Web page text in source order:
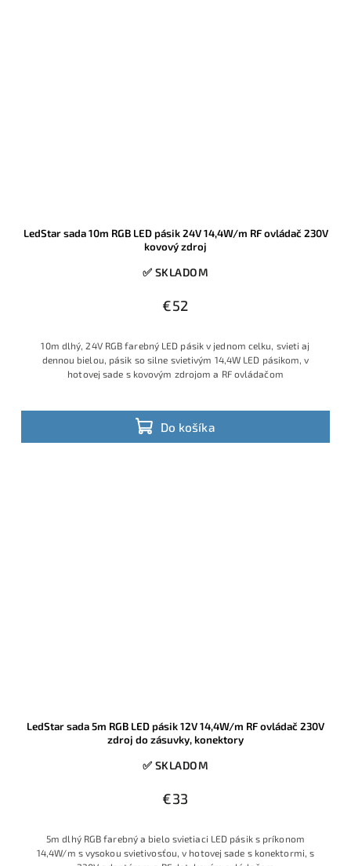
LedStar sada 10m RGB LED pásik 24V 14,4W/m RF ovládač 230V
kovový zdroj
✅ SKLADOM
€52
Do košíka
10m dlhý, 24V RGB farebný LED pásik v jednom celku, svieti aj
dennou bielou, pásik so silne svietivým 14,4W LED pásikom, v
hotovej sade s kovovým zdrojom a RF ovládačom
LedStar sada 5m RGB LED pásik 12V 14,4W/m RF ovládač 230V
zdroj do zásuvky, konektory
✅ SKLADOM
€33
5m dlhý RGB farebný a bielo svietiaci LED pásik s príkonom
14,4W/m s vysokou svietivosťou, v hotovej sade s konektormi, s